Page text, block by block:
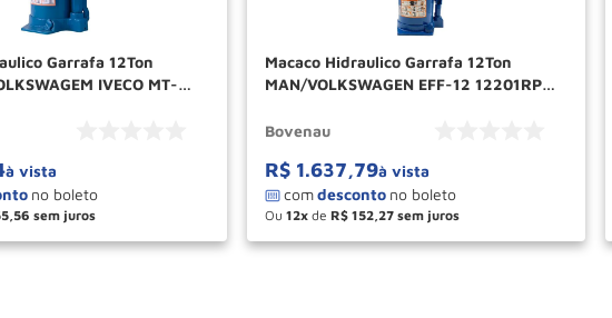
Garrafa 12Ton
IVECO MT-
à vista
, 56
＋ COMPRAR
Macaco Hidraulico Garrafa 12Ton
MAN/VOLKSWAGEN EFF-12 12201RP
Bovenau
R$ 1.637,79à vista
Ou 12 de R$ 152, 27
＋
－ COMPRAR